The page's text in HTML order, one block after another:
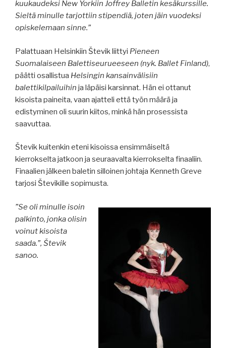
kuukaudeksi New Yorkiin Joffrey Balletin kesäkurssille.
Sieltä minulle tarjottiin stipendiä, joten jäin vuodeksi
opiskelemaan sinne.”
Palattuaan Helsinkiin Števik liittyi Pieneen
Suomalaiseen Balettiseurueeseen (nyk. Ballet Finland),
päätti osallistua Helsingin kansainvälisiin
balettikilpailuihin ja läpäisi karsinnat. Hän ei ottanut
kisoista paineita, vaan ajatteli että työn määrä ja
edistyminen oli suurin kiitos, minkä hän prosessista
saavuttaa.
Števik kuitenkin eteni kisoissa ensimmäiseltä
kierrokselta jatkoon ja seuraavalta kierrokselta finaaliin.
Finaalien jälkeen baletin silloinen johtaja Kenneth Greve
tarjosi Števikille sopimusta.
”Se oli minulle isoin
palkinto, jonka olisin
voinut kisoista
saada.”, Števik
sanoo.